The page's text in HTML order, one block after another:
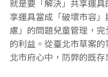
就是要「解決」共享運
享運具當成「破壞市容
慮」的問題兒童管理，
的利益。從臺北市草案
北市府心中，防弊的既